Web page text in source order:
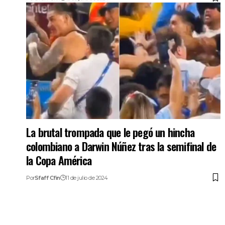
La brutal trompada que le pegó un hincha
colombiano a Darwin Núñez tras la semifinal de
la Copa América
PorSfaff Cfin 11 de julio de 2024